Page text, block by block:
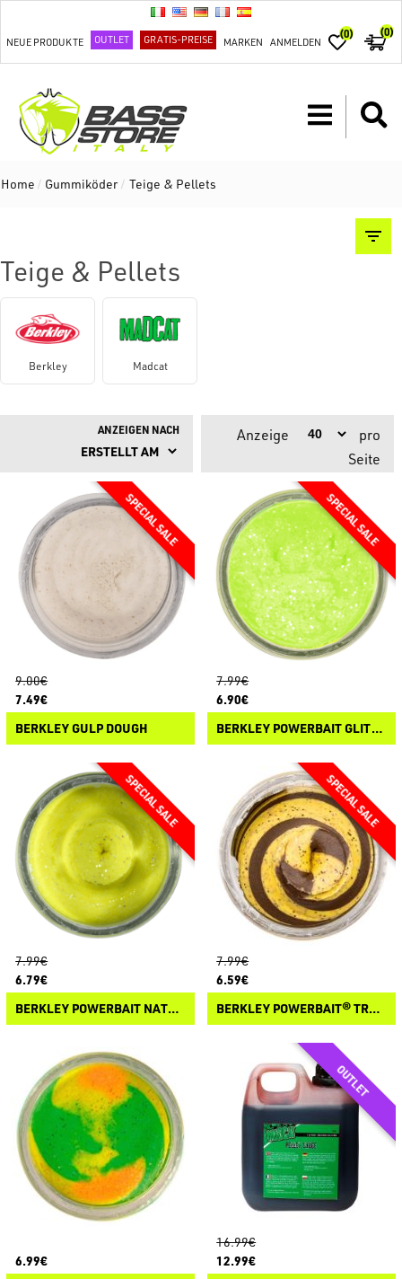
NEUE PRODUKTE OUTLET GRATIS-PREISE MARKEN ANMELDEN
(0) (0)
Home / Gummiköder / Teige & Pellets
Teige & Pellets
Berkley Madcat
ANZEIGEN NACH Anzeige
pro
Seite
9.00€
7.49€
BERKLEY GULP DOUGH
7.99€
6.90€
BERKLEY POWERBAIT GLITTER TROUT DOUGH
7.99€
6.79€
BERKLEY POWERBAIT NATURAL GLITTER TROUT DOUGH
7.99€
6.59€
BERKLEY POWERBAIT® TROUT DOUGH FRUITS
6.99€
16.99€
12.99€